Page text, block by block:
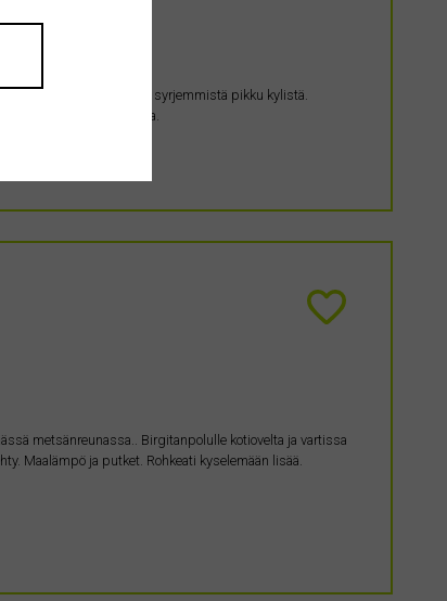
olemme Lempäälän syrjemmistä pikku kylistä.
pihalla voisi puuhailla.
metsänreunassa.. Birgitanpolulle kotiovelta ja vartissa
Maalämpö ja putket. Rohkeati kyselemään lisää.